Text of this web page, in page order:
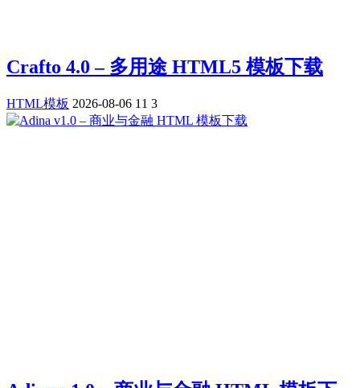
Crafto 4.0 – 多用途 HTML5 模板下载
HTML模板 2026-08-06 11 3